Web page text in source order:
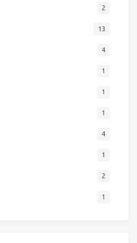
2
13
4
1
1
1
4
1
2
1